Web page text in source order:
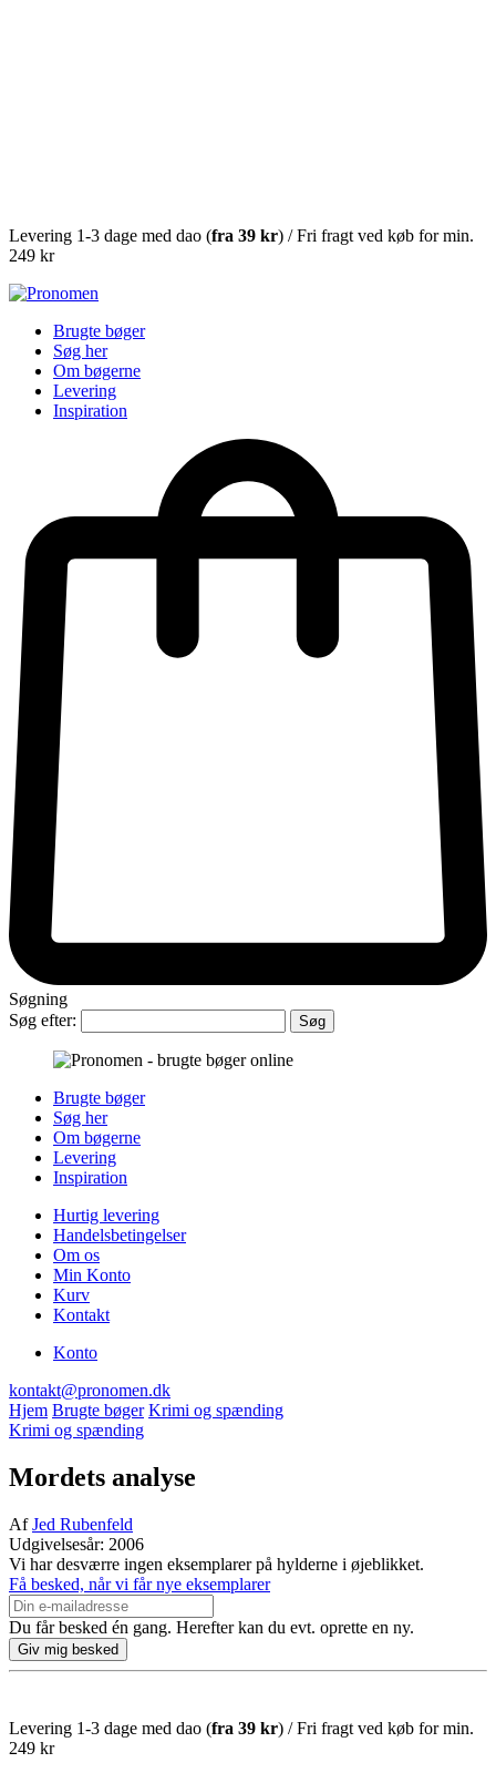
Levering 1-3 dage med dao (fra 39 kr) / Fri fragt ved køb for min.
249 kr
Brugte bøger
Søg her
Om bøgerne
Levering
Inspiration
Søgning
Søg efter:
Brugte bøger
Søg her
Om bøgerne
Levering
Inspiration
Hurtig levering
Handelsbetingelser
Om os
Min Konto
Kurv
Kontakt
Konto
kontakt@pronomen.dk
Hjem Brugte bøger Krimi og spænding
Krimi og spænding
Mordets analyse
AfJed Rubenfeld
Udgivelsesår: 2006
Vi har desværre ingen eksemplarer på hylderne i øjeblikket.
Få besked, når vi får nye eksemplarer
Du får besked én gang. Herefter kan du evt. oprette en ny.
Levering 1-3 dage med dao (fra 39 kr) / Fri fragt ved køb for min.
249 kr